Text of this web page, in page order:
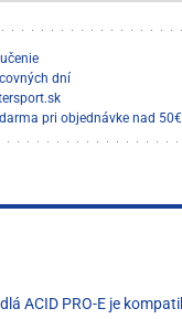
dní
pri objednávke nad
ACID PRO-E je